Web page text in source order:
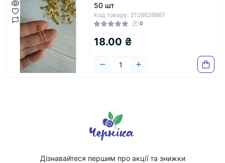
50 шт
Код товару: 3128626867
0
18.00 ₴
Дізнавайтеся першим про акції та знижки